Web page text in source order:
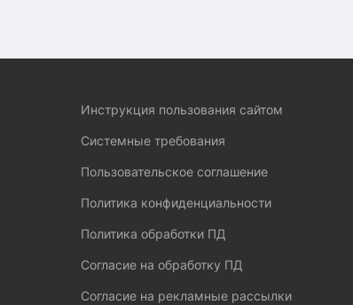
Инструкция пользования сайтом
Системные требования
Пользовательское соглашение
Политика конфиденциальности
Политика обработки ПД
Согласие на обработку ПД
Согласие на рекламные рассылки